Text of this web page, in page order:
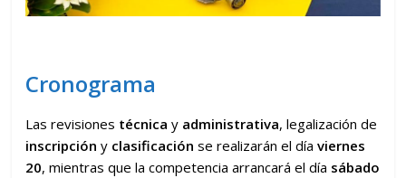
Cronograma
Las revisiones técnicay administrativa, legalización de
inscripción y clasificación se realizarán el díaviernes
20, mientras que la competencia arrancará el día sábado